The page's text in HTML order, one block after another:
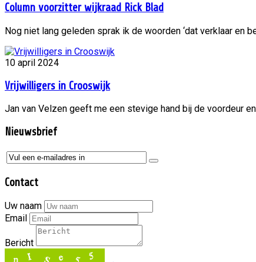
Column voorzitter wijkraad Rick Blad
Nog niet lang geleden sprak ik de woorden ‘dat verklaar en
10 april 2024
Vrijwilligers in Crooswijk
Jan van Velzen geeft me een stevige hand bij de voordeur
Nieuwsbrief
Contact
Uw naam
Email
Bericht